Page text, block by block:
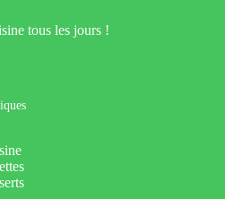
tous les jours !